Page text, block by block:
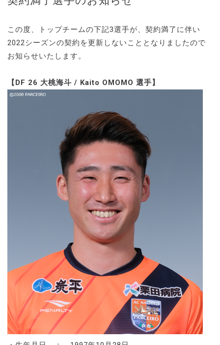
この度、トップチームの下記3選手が、契約満了に伴い
2022シーズンの契約を更新しないこととなりましたので
お知らせいたします。
【DF 26 大桃海斗 / Kaito OMOMO 選手】